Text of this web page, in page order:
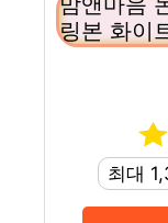
링본 화이
최대